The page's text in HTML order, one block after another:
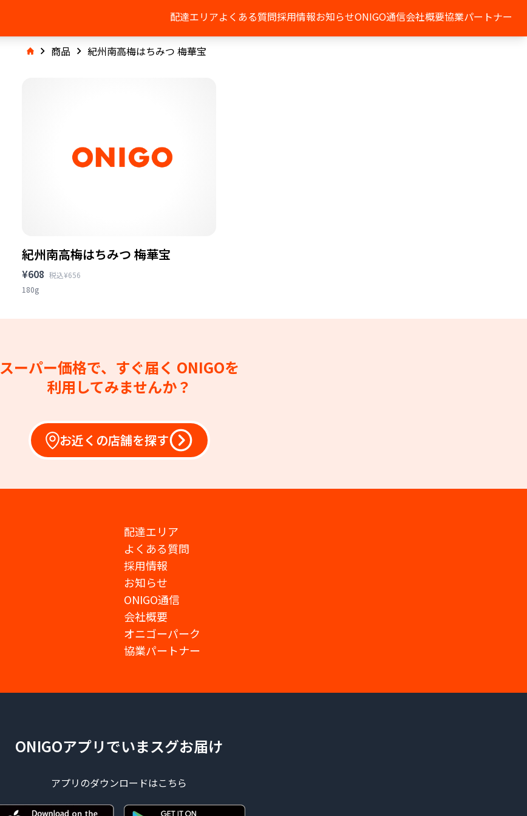
配達エリアよくある質問採用情報お知らせONIGO通信会社概要協業パートナー
商品 紀州南高梅はちみつ 梅華宝
紀州南高梅はちみつ 梅華宝
¥608 税込¥656
180g
スーパー価格で、すぐ届く ONIGOを
利用してみませんか？
お近くの店舗を探す
配達エリア
よくある質問
採用情報
お知らせ
ONIGO通信
会社概要
オニゴーパーク
協業パートナー
ONIGOアプリでいまスグお届け
アプリのダウンロードはこちら